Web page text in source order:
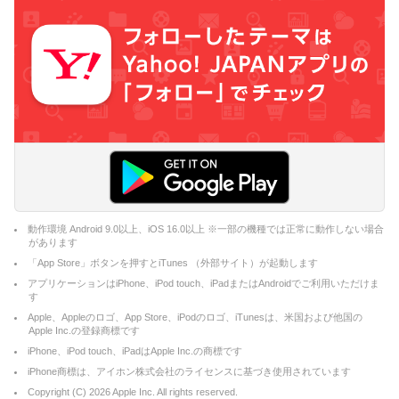
動作環境 Android 9.0以上、iOS 16.0以上 ※一部の機種では正常に動作しない場合
があります
「App Store」ボタンを押すとiTunes （外部サイト）が起動します
アプリケーションはiPhone、iPod touch、iPadまたはAndroidでご利用いただけま
す
Apple、Appleのロゴ、App Store、iPodのロゴ、iTunesは、米国および他国の
Apple Inc.の登録商標です
iPhone、iPod touch、iPadはApple Inc.の商標です
iPhone商標は、アイホン株式会社のライセンスに基づき使用されています
Copyright (C) 2026Apple Inc. All rights reserved.